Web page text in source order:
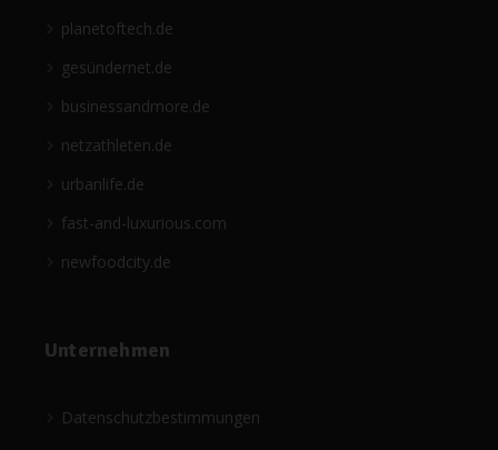
planetoftech.de
gesündernet.de
businessandmore.de
netzathleten.de
urbanlife.de
fast-and-luxurious.com
newfoodcity.de
Unternehmen
Datenschutzbestimmungen